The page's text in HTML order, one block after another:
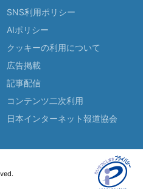
SNS利用ポリシー
AIポリシー
クッキーの利用について
広告掲載
記事配信
コンテンツ二次利用
日本インターネット報道協会